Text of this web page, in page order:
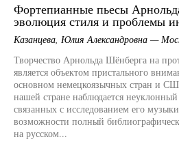
Фортепианные пьесы
эволюция стиля и проблемы
Казанцева, Юлия Александровна —
Творчество Арнольда Шёнберга на
является объектом пристального
основном немецкоязычных стран и
нашей стране наблюдается
связанных с исследованием его
возможности полный
на русском...